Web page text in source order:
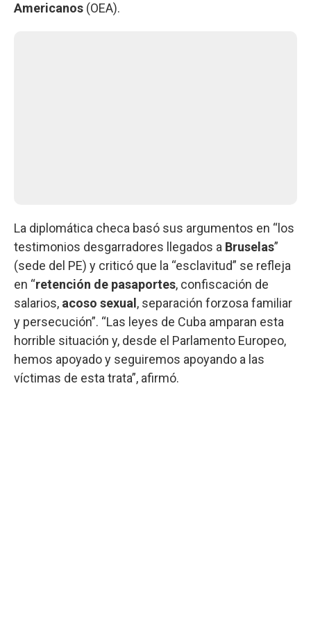
Americanos (OEA).
La diplomática checa basó sus argumentos en “los
testimonios desgarradores llegados a Bruselas”
(sede del PE) y criticó que la “esclavitud” se refleja
en “retención de pasaportes, confiscación de
salarios, acoso sexual , separación forzosa familiar
y persecución”. “Las leyes de Cuba amparan esta
horrible situación y, desde el Parlamento Europeo,
hemos apoyado y seguiremos apoyando a las
víctimas de esta trata”, afirmó.